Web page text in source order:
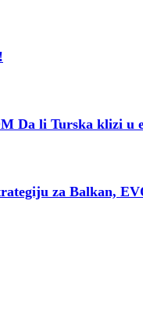
Da li Turska klizi u
za Balkan,